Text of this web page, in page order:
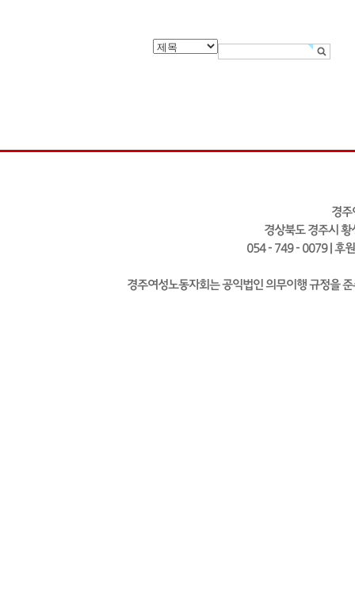
경주
경상북도 경주시
054 - 749 - 0079 | 후
경주여성노동자회는 공익법인 의무이행 규정을